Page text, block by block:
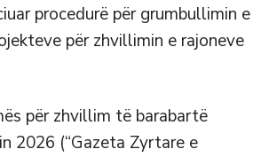
procedurë për grumbullimin e
për zhvillimin e rajoneve
për zhvillim të barabartë
2026 (“Gazeta Zyrtare e